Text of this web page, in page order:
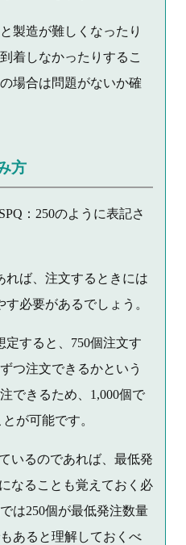
製造が難しくなったり
着しなかったりするこ
場合は問題がないか確
方
：250のように表記さ
れば、注文するときには
必要があるでしょう。
定すると、750個注文す
つ注文できるかという
できるため、1,000個で
が可能です。
いるのであれば、最低発
なることも覚えておく必
は250個が最低発注数量
あると理解しておくべ